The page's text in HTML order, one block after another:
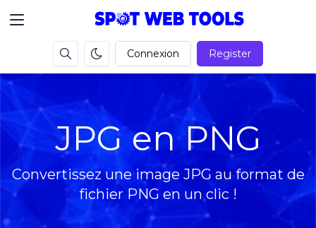
Connexion Register
JPG en PNG
Convertissez une image JPG au format de
fichier PNG en un clic !